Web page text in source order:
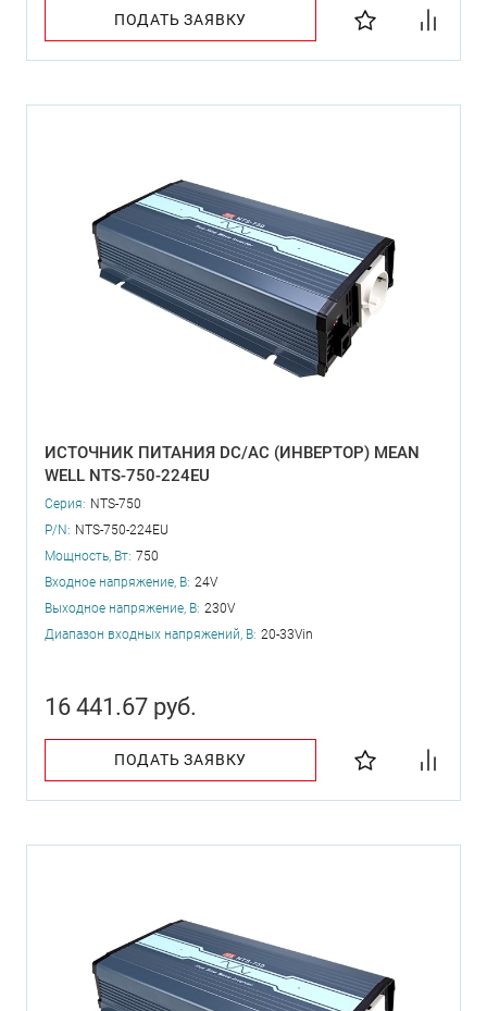
ПОДАТЬ ЗАЯВКУ
ИСТОЧНИК ПИТАНИЯ DC/AC (ИНВЕРТОР) MEAN
WELL NTS-750-224EU
Серия: NTS-750
P/N: NTS-750-224EU
Мощность, Вт: 750
Входное напряжение, В: 24V
Выходное напряжение, В: 230V
Диапазон входных напряжений, В: 20-33Vin
16 441.67 руб.
ПОДАТЬ ЗАЯВКУ